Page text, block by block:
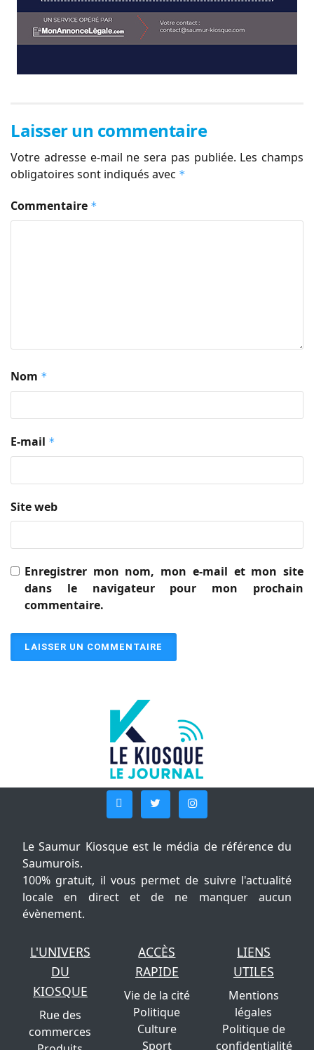
Laisser un commentaire
Votre adresse e-mail ne sera pas publiée. Les champs
obligatoires sont indiqués avec *
Commentaire *
Nom *
E-mail *
Site web
Enregistrer mon nom, mon e-mail et mon site
dans le navigateur pour mon prochain
commentaire.
Le Saumur Kiosque est le média de référence du
Saumurois.
100% gratuit, il vous permet de suivre l'actualité
locale en direct et de ne manquer aucun
évènement.
L'UNIVERS
DU
KIOSQUE
Rue des
commerces
ACCÈS
RAPIDE
Vie de la cité
Politique
Culture
Sport
LIENS
UTILES
Mentions
légales
Politique de
confidentialité